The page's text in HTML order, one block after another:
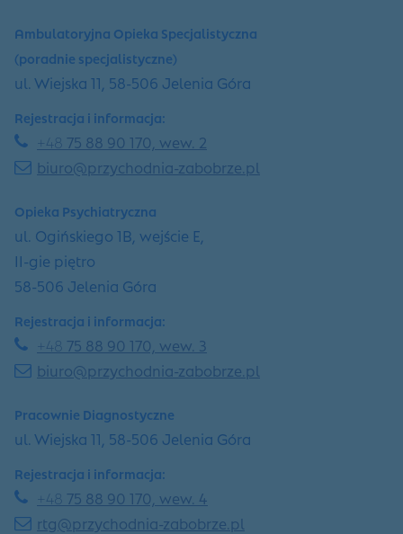
Ambulatoryjna Opieka Specjalistyczna
(poradnie specjalistyczne)
ul. Wiejska 11, 58-506 Jelenia Góra
Rejestracja i informacja:
+48 75 88 90 170, wew. 2
biuro@przychodnia-zabobrze.pl
Opieka Psychiatryczna
ul. Ogińskiego 1B, wejście E,
II-gie piętro
58-506 Jelenia Góra
Rejestracja i informacja:
+48 75 88 90 170, wew. 3
biuro@przychodnia-zabobrze.pl
Pracownie Diagnostyczne
ul. Wiejska 11, 58-506 Jelenia Góra
Rejestracja i informacja:
+48 75 88 90 170, wew. 4
rtg@przychodnia-zabobrze.pl